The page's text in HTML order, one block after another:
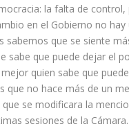
la falta de control,
en el Gobierno no
sabemos que se siente
sabe que puede dejar el
quien sabe que
que no hace más de un
se modificara la
sesiones de la Cámara.